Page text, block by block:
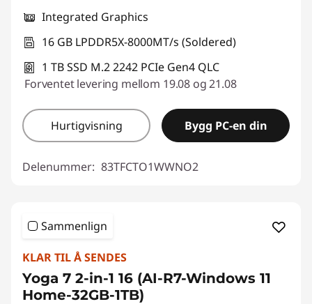
Integrated Graphics
16 GB LPDDR5X-8000MT/s (Soldered)
1 TB SSD M.2 2242 PCIe Gen4 QLC
Forventet levering mellom 19.08 og 21.08
Hurtigvisning Bygg PC-en din
Delenummer: 83TFCTO1WWNO2
Sammenlign
KLAR TIL Å SENDES
Yoga 7 2-in-1 16 (AI-R7-Windows 11
Home-32GB-1TB)